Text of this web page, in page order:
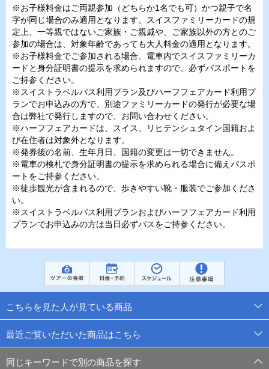
※お子様料金はご両親参加（どちらか1名でも可）かつ親子で名
字が同じ場合のみ適用となります。スイスファミリーカードの規
定上、一等親ではないご家族・ご親戚や、ご家族以外の方とのご
参加の場合は、対象年齢であっても大人料金の適用となります。
※お子様料金でご参加される場合、電車内でスイスファミリーカ
ードと身分証明書の提示を求められますので、必ずパスポートを
ご持参ください。
※スイストラベルパス利用プラン及びハーフフェアカード利用プ
ランでお申込みの方で、別途ファミリーカードの発行が必要な場
合は弊社で発行しますので、お問い合わせください。
※ハーフフェアカードは、スイス、リヒテンシュタイン国籍およ
び在住者は対象外となります。
※発券後の名前、生年月日、国籍の変更は一切できません。
※電車の検札で身分証明書の提示を求められる場合に備えパスポ
ートをご持参ください。
※徒歩観光が含まれるので、歩きやすい靴・服装でご参加くださ
い。
※スイストラベルパス利用プランおよびハーフフェアカード利用
プランでお申込みの方は当日必ずパスをご持参ください。
こちらを見た人が見ている商品
最近ご覧いただいた商品はこちら
同じキーワードで別の商品を探す